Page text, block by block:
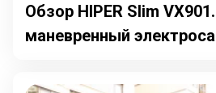
Обзор HIPER Slim
маневренный